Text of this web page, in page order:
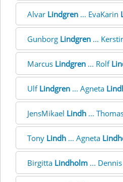
Alvar Lindgren ... EvaKarin
Gunborg Lindgren ...
Marcus Lindgren ... Rolf
Ulf Lindgren ... Agneta
JensMikael Lindh ...
Tony Lindh ... Agneta
Birgitta Lindholm ... Dennis